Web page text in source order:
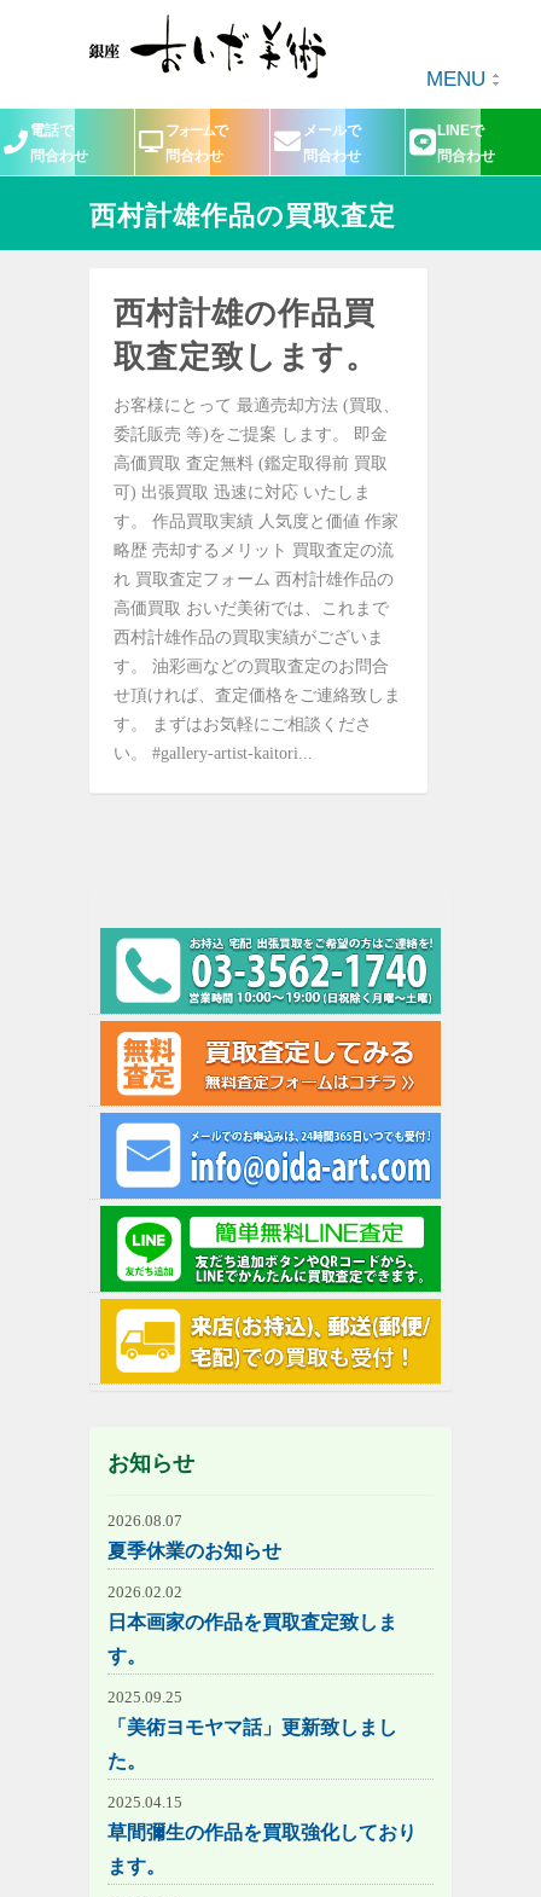
MENU
電話で
問合わせ
フォームで
問合わせ
メールで
問合わせ
LINEで
問合わせ
西村計雄作品の買取査定
西村計雄の作品買
取査定致します。
お客様にとって 最適売却方法 (買取、
委託販売 等)をご提案 します。 即金
高価買取 査定無料 (鑑定取得前 買取
可) 出張買取 迅速に対応 いたしま
す。 作品買取実績 人気度と価値 作家
略歴 売却するメリット 買取査定の流
れ 買取査定フォーム 西村計雄作品の
高価買取 おいだ美術では、これまで
西村計雄作品の買取実績がございま
す。 油彩画などの買取査定のお問合
せ頂ければ、査定価格をご連絡致しま
す。 まずはお気軽にご相談くださ
い。 #gallery-artist-kaitori...
お知らせ
2026.08.07
夏季休業のお知らせ
2026.02.02
日本画家の作品を買取査定致しま
す。
2025.09.25
「美術ヨモヤマ話」更新致しまし
た。
2025.04.15
草間彌生の作品を買取強化しており
ます。